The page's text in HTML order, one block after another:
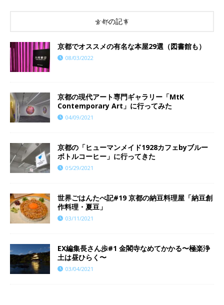
京都の記事
京都でオススメの有名な本屋29選（図書館も）
08/03/2022
京都の現代アート専門ギャラリー「MtK
Contemporary Art」に行ってみた
04/09/2021
京都の「ヒューマンメイド1928カフェbyブルー
ボトルコーヒー」に行ってきた
05/29/2021
世界ごはんたべ記#19 京都の納豆料理屋「納豆創
作料理・夏豆」
03/11/2021
EX編集長さん歩#1 金閣寺なめてかかる〜極楽浄
土は昼ひらく〜
03/04/2021